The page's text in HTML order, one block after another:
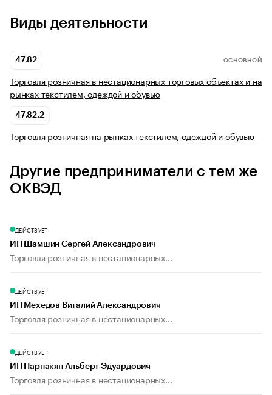
Виды деятельности
47.82 ОСНОВНОЙ
Торговля розничная в нестационарных торговых объектах и на
рынках текстилем, одеждой и обувью
47.82.2
Торговля розничная на рынках текстилем, одеждой и обувью
Другие предприниматели с тем же
ОКВЭД
ДЕЙСТВУЕТ
ИП Шамшин Сергей Александрович
Торговля розничная в нестационарных...
ДЕЙСТВУЕТ
ИП Мехедов Виталий Александрович
Торговля розничная в нестационарных...
ДЕЙСТВУЕТ
ИП Парнакян Альберт Эдуардович
Торговля розничная в нестационарных...